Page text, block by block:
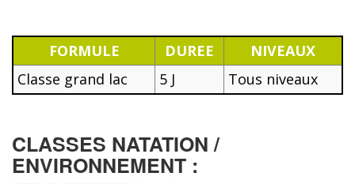
FORMULE DUREE
NIVEAUX
Classe grand lac
5 J Tous niveaux
CLASSES NATATION /
ENVIRONNEMENT :